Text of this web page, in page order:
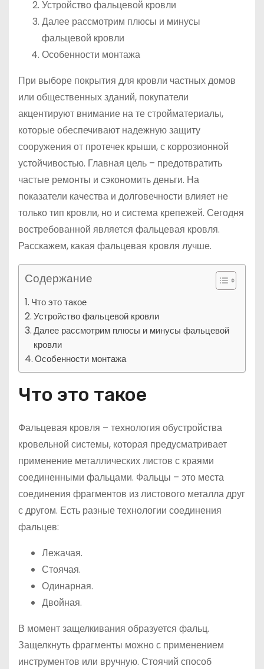
Устройство фальцевой кровли
Далее рассмотрим плюсы и минусы
фальцевой кровли
Особенности монтажа
При выборе покрытия для кровли частных домов
или общественных зданий, покупатели
акцентируют внимание на те стройматериалы,
которые обеспечивают надежную защиту
сооружения от протечек крыши, с коррозионной
устойчивостью. Главная цель – предотвратить
частые ремонты и сэкономить деньги. На
показатели качества и долговечности влияет не
только тип кровли, но и система крепежей. Сегодня
востребованной является фальцевая кровля.
Расскажем, какая фальцевая кровля лучше.
Содержание
Что это такое
Устройство фальцевой кровли
Далее рассмотрим плюсы и минусы фальцевой
кровли
Особенности монтажа
Что это такое
Фальцевая кровля – технология обустройства
кровельной системы, которая предусматривает
применение металлических листов с краями
соединенными фальцами. Фальцы – это места
соединения фрагментов из листового металла друг
с другом. Есть разные технологии соединения
фальцев:
Лежачая.
Стоячая.
Одинарная.
Двойная.
В момент защелкивания образуется фальц.
Защелкнуть фрагменты можно с применением
инструментов или вручную. Стоячий способ